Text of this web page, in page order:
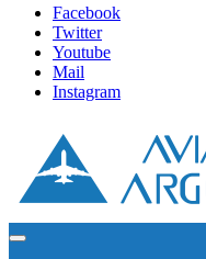
Facebook
Twitter
Youtube
Mail
Instagram